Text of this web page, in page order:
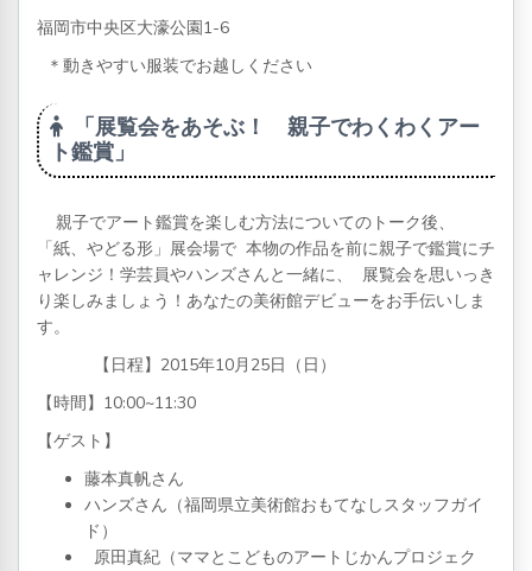
福岡市中央区大濠公園1-6
＊動きやすい服装でお越しください
「展覧会をあそぶ！ 親子でわくわくアー
ト鑑賞」
親子でアート鑑賞を楽しむ方法についてのトーク後、
「紙、やどる形」展会場で 本物の作品を前に親子で鑑賞にチ
ャレンジ！学芸員やハンズさんと一緒に、 展覧会を思いっき
り楽しみましょう！あなたの美術館デビューをお手伝いしま
す。
【日程】2015年10月25日（日）
【時間】10:00~11:30
【ゲスト】
藤本真帆さん
ハンズさん（福岡県立美術館おもてなしスタッフガイ
ド）
原田真紀（ママとこどものアートじかんプロジェク